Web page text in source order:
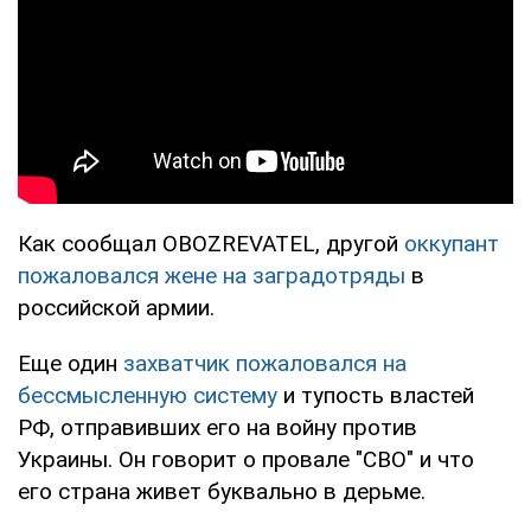
Как сообщал OBOZREVATEL, другой оккупант
пожаловался жене на заградотряды в
российской армии.
Еще один захватчик пожаловался на
бессмысленную систему и тупость властей
РФ, отправивших его на войну против
Украины. Он говорит о провале "СВО" и что
его страна живет буквально в дерьме.